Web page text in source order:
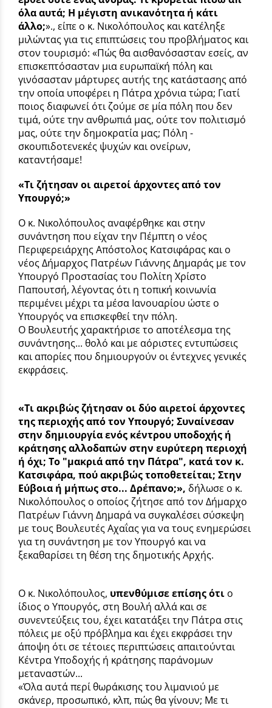
όλα αυτά; Η μέγιστη ανικανότητα ή κάτι
άλλο;»., είπε ο κ. Νικολόπουλος και κατέληξε
μιλώντας για τις επιπτώσεις του προβλήματος και
στον τουρισμό: «Πώς θα αισθανόσασταν εσείς, αν
επισκεπτόσασταν μια ευρωπαϊκή πόλη και
γινόσασταν μάρτυρες αυτής της κατάστασης από
την οποία υποφέρει η Πάτρα χρόνια τώρα; Γιατί
ποιος διαφωνεί ότι ζούμε σε μία πόλη που δεν
τιμά, ούτε την ανθρωπιά μας, ούτε τον πολιτισμό
μας, ούτε την δημοκρατία μας; Πόλη -
σκουπιδοτενεκές ψυχών και ονείρων,
καταντήσαμε!
«Τι ζήτησαν οι αιρετοί άρχοντες από τον
Υπουργό;»
Ο κ. Νικολόπουλος αναφέρθηκε και στην
συνάντηση που είχαν την Πέμπτη ο νέος
Περιφερειάρχης Απόστολος Κατσιφάρας και ο
νέος Δήμαρχος Πατρέων Γιάννης Δημαράς με τον
Υπουργό Προστασίας του Πολίτη Χρίστο
Παπουτσή, λέγοντας ότι η τοπική κοινωνία
περιμένει μέχρι τα μέσα Ιανουαρίου ώστε ο
Υπουργός να επισκεφθεί την πόλη.
Ο Βουλευτής χαρακτήρισε το αποτέλεσμα της
συνάντησης... θολό και με αόριστες εντυπώσεις
και απορίες που δημιουργούν οι έντεχνες γενικές
εκφράσεις.
«Τι ακριβώς ζήτησαν οι δύο αιρετοί άρχοντες
της περιοχής από τον Υπουργό; Συναίνεσαν
στην δημιουργία ενός κέντρου υποδοχής ή
κράτησης αλλοδαπών στην ευρύτερη περιοχή
ή όχι; Το "μακριά από την Πάτρα", κατά τον κ.
Κατσιφάρα, πού ακριβώς τοποθετείται; Στην
Εύβοια ή μήπως στο... Δρέπανο;», δήλωσε ο κ.
Νικολόπουλος ο οποίος ζήτησε από τον Δήμαρχο
Πατρέων Γιάννη Δημαρά να συγκαλέσει σύσκεψη
με τους Βουλευτές Αχαΐας για να τους ενημερώσει
για τη συνάντηση με τον Υπουργό και να
ξεκαθαρίσει τη θέση της δημοτικής Αρχής.
Ο κ. Νικολόπουλος, υπενθύμισε επίσης ότι ο
ίδιος ο Υπουργός, στη Βουλή αλλά και σε
συνεντεύξεις του, έχει κατατάξει την Πάτρα στις
πόλεις με οξύ πρόβλημα και έχει εκφράσει την
άποψη ότι σε τέτοιες περιπτώσεις απαιτούνται
Κέντρα Υποδοχής ή κράτησης παράνομων
μεταναστών...
«Όλα αυτά περί θωράκισης του λιμανιού με
σκάνερ, προσωπικό, κλπ, πώς θα γίνουν; Με τι